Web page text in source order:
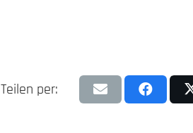
Teilen per: